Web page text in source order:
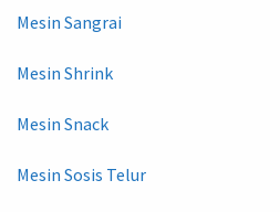
Mesin Sangrai
Mesin Shrink
Mesin Snack
Mesin Sosis Telur